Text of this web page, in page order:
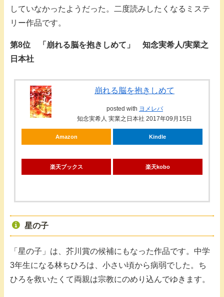
していなかったようだった。二度読みしたくなるミステ
リー作品です。
第8位 「崩れる脳を抱きしめて」 知念実希人/実業之
日本社
崩れる脳を抱きしめて
posted with ヨメレバ
知念実希人 実業之日本社 2017年09月15日
Amazon Kindle
楽天ブックス 楽天kobo
星の子
「星の子」は、芥川賞の候補にもなった作品です。中学
3年生になる林ちひろは、小さい頃から病弱でした。ち
ひろを救いたくて両親は宗教にのめり込んでゆきます。